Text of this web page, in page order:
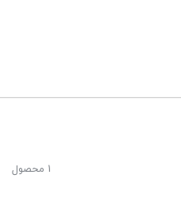
1 محصول